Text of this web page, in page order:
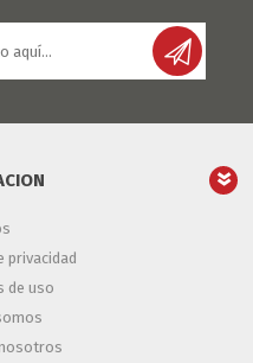
privacidad
de uso